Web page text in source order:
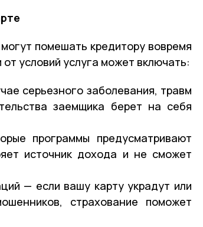
помешать кредитору вовремя
условий услуга может включать:
серьезного заболевания, травм
заемщика берет на себя
программы предусматривают
источник дохода и не сможет
— если вашу карту украдут или
страхование поможет